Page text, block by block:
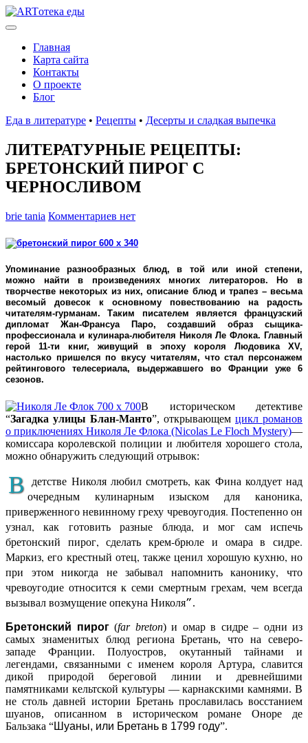
Главная
Карта сайта
Контакты
О проекте
Блог
Еда в литературе • Рецепты • Десерты и сладкая выпечка
ЛИТЕРАТУРНЫЕ РЕЦЕПТЫ:
БРЕТОНСКИЙ ПИРОГ С
ЧЕРНОСЛИВОМ
brie tania Комментариев нет
Упоминание разнообразных блюд, в той или иной степени,
можно найти в произведениях многих литераторов. Но в
творчестве некоторых из них, описание блюд и трапез – весьма
весомый довесок к основному повествованию на радость
читателям-гурманам. Таким писателем является французский
дипломат Жан-Франсуа Паро, создавший образ сыщика-
профессионала и кулинара-любителя Николя Ле Флока. Главный
герой 11-ти книг, живущий в эпоху короля Людовика XV,
настолько пришелся по вкусу читателям, что стал персонажем
рейтингового телесериала, выдержавшего во Франции уже 6
сезонов.
В историческом детективе
“Загадка улицы Блан-Манто”, открывающем цикл романов
о приключениях Николя Ле Флока (Nicolas Le Floch Mystery)—
комиссара королевской полиции и любителя хорошего стола,
можно обнаружить следующий отрывок:
В детстве Николя любил смотреть, как Фина колдует над
очередным кулинарным изыском для каноника,
приверженного невинному греху чревоугодия. Постепенно он
узнал, как готовить разные блюда, и мог сам испечь
бретонский пирог, сделать крем-брюле и омара в сидре.
Маркиз, его крестный отец, также ценил хорошую кухню, но
при этом никогда не забывал напомнить канонику, что
чревоугодие относится к семи смертным грехам, чем всегда
вызывал возмущение опекуна Николя” .
Бретонский пирог(far breton) и омар в сидре – одни из
самых знаменитых блюд региона Бретань, что на северо-
западе Франции. Полуостров, окутанный тайнами и
легендами, связанными с именем короля Артура, славится
дикой природой береговой линии и древнейшими
памятниками кельтской культуры — карнакскими камнями. В
не столь давней истории Бретань прославилась восстанием
шуанов, описанном в историческом романе Оноре де
Бальзака “Шуаны, или Бретань в 1799 году”.